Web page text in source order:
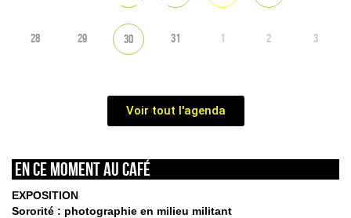
28 29 30 31 1 2 3
Voir tout l'agenda
En ce moment au café
EXPOSITION
Sororité : photographie en milieu militant